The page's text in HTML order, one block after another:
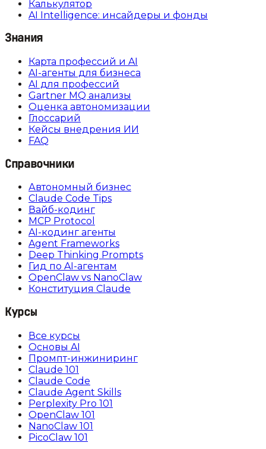
Калькулятор
AI Intelligence: инсайдеры и фонды
Знания
Карта профессий и AI
AI-агенты для бизнеса
AI для профессий
Gartner MQ анализы
Оценка автономизации
Глоссарий
Кейсы внедрения ИИ
FAQ
Справочники
Автономный бизнес
Claude Code Tips
Вайб-кодинг
MCP Protocol
AI-кодинг агенты
Agent Frameworks
Deep Thinking Prompts
Гид по AI-агентам
OpenClaw vs NanoClaw
Конституция Claude
Курсы
Все курсы
Основы AI
Промпт-инжиниринг
Claude 101
Claude Code
Claude Agent Skills
Perplexity Pro 101
OpenClaw 101
NanoClaw 101
PicoClaw 101